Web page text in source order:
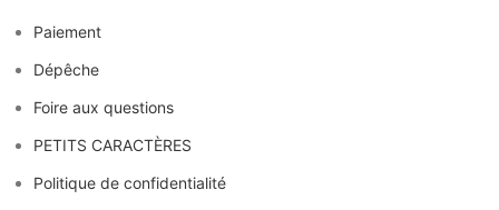
Paiement
Dépêche
Foire aux questions
PETITS CARACTÈRES
Politique de confidentialité